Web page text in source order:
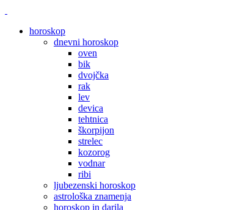
horoskop
dnevni horoskop
oven
bik
dvojčka
rak
lev
devica
tehtnica
škorpijon
strelec
kozorog
vodnar
ribi
ljubezenski horoskop
astrološka znamenja
horoskop in darila